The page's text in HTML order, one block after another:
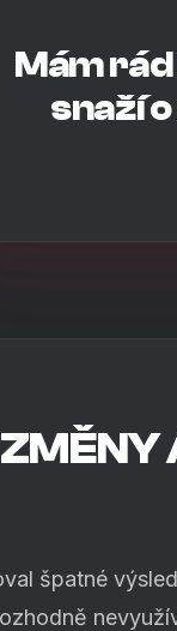
Mám
snaží
špatné